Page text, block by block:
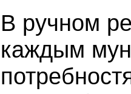
В ручном
каждым